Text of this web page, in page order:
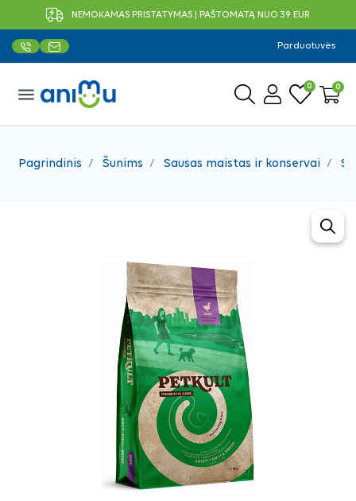
NEMOKAMAS PRISTATYMAS Į PAŠTOMATĄ NUO 39 EUR
Parduotuvės
menu 0 0
Pagrindinis Šunims Sausas maistas ir konservai